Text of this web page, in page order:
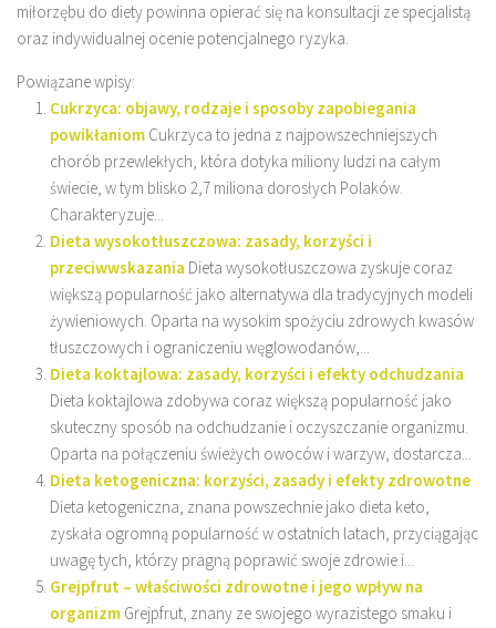
miłorzębu do diety powinna opierać się na konsultacji ze specjalistą
oraz indywidualnej ocenie potencjalnego ryzyka.
Powiązane wpisy:
Cukrzyca: objawy, rodzaje i sposoby zapobiegania
powikłaniom Cukrzyca to jedna z najpowszechniejszych
chorób przewlekłych, która dotyka miliony ludzi na całym
świecie, w tym blisko 2,7 miliona dorosłych Polaków.
Charakteryzuje...
Dieta wysokotłuszczowa: zasady, korzyści i
przeciwwskazania Dieta wysokotłuszczowa zyskuje coraz
większą popularność jako alternatywa dla tradycyjnych modeli
żywieniowych. Oparta na wysokim spożyciu zdrowych kwasów
tłuszczowych i ograniczeniu węglowodanów,...
Dieta koktajlowa: zasady, korzyści i efekty odchudzania
Dieta koktajlowa zdobywa coraz większą popularność jako
skuteczny sposób na odchudzanie i oczyszczanie organizmu.
Oparta na połączeniu świeżych owoców i warzyw, dostarcza...
Dieta ketogeniczna: korzyści, zasady i efekty zdrowotne
Dieta ketogeniczna, znana powszechnie jako dieta keto,
zyskała ogromną popularność w ostatnich latach, przyciągając
uwagę tych, którzy pragną poprawić swoje zdrowie i...
Grejpfrut – właściwości zdrowotne i jego wpływ na
organizm Grejpfrut, znany ze swojego wyrazistego smaku i